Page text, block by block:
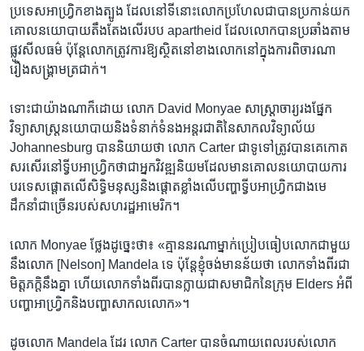
ប្រទេស​អាហ្វ្រិក​ខាង​ត្បូង ដែល​នៅ​ទីនោះ​លោក​ប្រហែលជា​បាន​ប្រកាន់​យក​
គោល​នយោបាយ​តឹងតែង​លើ​របប apartheid ដែល​លោក​បាន​ប្រឆាំង​តាម​
ផ្លូវ​សីលធម៌ ប៉ុន្តែ​លោក​ត្រូវការ​ឱ្យ​ស្ថិត​នៅ​ខាង​លោក​នៅ​ក្នុង​ការ​ពិចារណា​
រឿង​សង្គ្រាម​ត្រជាក់។
ទោះជា​យ៉ាង​ណា​ក៏ដោយ លោក David Monyae សាស្ត្រាចារ្យ​រង​ផ្នែក​
វិទ្យាសាស្ត្រ​នយោបាយ​និង​ទំនាក់ទំនង​អន្តរជាតិ​នៃ​សាកលវិទ្យាល័យ
Johannesburg បាន​និយាយ​ថា លោក Carter ជា​ទូទៅ​ត្រូវ​បាន​គេ​កោត​
សរសើរ​នៅ​ទ្វីប​អាហ្វ្រិក​ថា​ជា​អ្នក​វិវឌ្ឍ​និយម​ដែល​មាន​គោល​នយោបាយ​ការ
បរទេស​ផ្ដោត​លើ​សិទ្ធិ​មនុស្ស​និង​ផ្ដោត​ខ្លាំង​លើ​បញ្ហា​ទ្វីប​អាហ្វ្រិក​ជាង​មេ
ដឹកនាំ​ជា​ច្រើន​របស់​សហរដ្ឋ​អាមេរិក។
លោក Monyae ថ្លែង​ដូច្នេះ​ថា៖ «គ្មាន​នរណា​ម្នាក់​ប្រៀបធៀប​លោក​ជាមួយ​
នឹង​លោក [Nelson] Mandela ទេ ប៉ុន្តែ​ខ្ញុំ​ចង់​មាន​ន័យ​ថា ​លោក​ទាំង​ពីរ​ជា​
មិត្តភក្ដិ​នឹង​គ្នា ហើយ​លោក​ទាំង​ពីរ​បាន​ក្លាយជា​សមាជិក​នៃ​ក្រុម Elders អំពី​
បញ្ហា​អាហ្វ្រិក​និង​បញ្ហា​សាកលលោក»។
ដូច​លោក Mandela ដែរ លោក Carter បាន​ចំណាយ​ពេល​របស់​លោក​